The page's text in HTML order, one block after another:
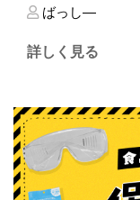
ばっし―
詳しく見る